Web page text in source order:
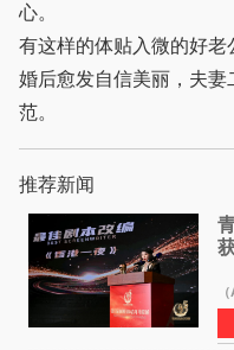
心。
有这样的体贴入微的好
婚后愈发自信美丽，夫
范。
推荐新闻
这
《